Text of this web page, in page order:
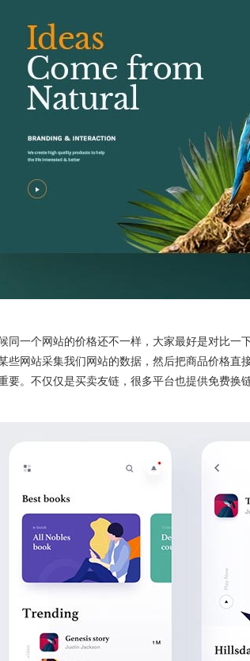
同一个网站的价格还不一样，大家最好是对比一
些网站采集我们网站的数据，然后把商品价格
要。不仅仅是买卖友链，很多平台也提供免费换